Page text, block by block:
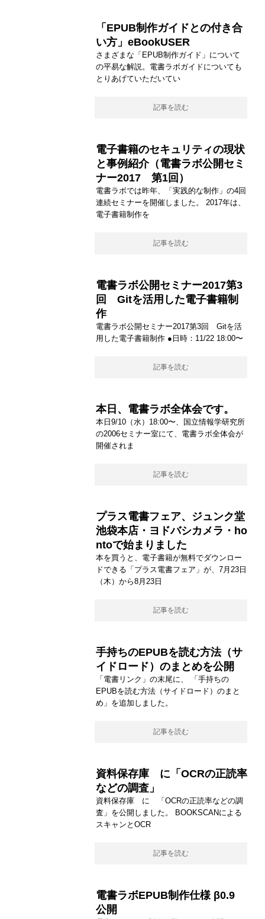
「EPUB制作ガイドとの付き合
い方」eBookUSER
さまざまな「EPUB制作ガイド」について
の平易な解説。電書ラボガイドについても
とりあげていただいてい
記事を読む
電子書籍のセキュリティの現状
と事例紹介（電書ラボ公開セミ
ナー2017 第1回）
電書ラボでは昨年、「実践的な制作」の4回
連続セミナーを開催しました。 2017年は、
電子書籍制作を
記事を読む
電書ラボ公開セミナー2017第3
回 Gitを活用した電子書籍制
作
電書ラボ公開セミナー2017第3回 Gitを活
用した電子書籍制作 ●日時：11/22 18:00〜
記事を読む
本日、電書ラボ全体会です。
本日9/10（水）18:00〜、国立情報学研究所
の2006セミナー室にて、電書ラボ全体会が
開催されま
記事を読む
プラス電書フェア、ジュンク堂
池袋本店・ヨドバシカメラ・ho
ntoで始まりました
本を買うと、電子書籍が無料でダウンロー
ドできる「プラス電書フェア」が、7月23日
（木）から8月23日
記事を読む
手持ちのEPUBを読む方法（サ
イドロード）のまとめを公開
「電書リンク」の末尾に、 「手持ちの
EPUBを読む方法（サイドロード）のまと
め」を追加しました。
記事を読む
資料保存庫 に「OCRの正読率
などの調査」
資料保存庫 に 「OCRの正読率などの調
査」を公開しました。 BOOKSCANによる
スキャンとOCR
記事を読む
電書ラボEPUB制作仕様 β0.9
公開